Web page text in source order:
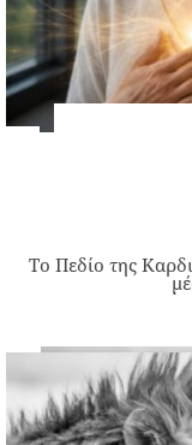
Το Πεδίο της